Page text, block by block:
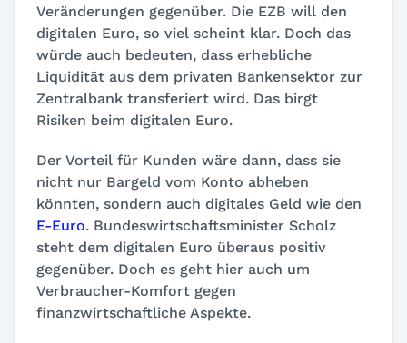
Veränderungen gegenüber. Die EZB will den
digitalen Euro, so viel scheint klar. Doch das
würde auch bedeuten, dass erhebliche
Liquidität aus dem privaten Bankensektor zur
Zentralbank transferiert wird. Das birgt
Risiken beim digitalen Euro.
Der Vorteil für Kunden wäre dann, dass sie
nicht nur Bargeld vom Konto abheben
könnten, sondern auch digitales Geld wie den
E-Euro. Bundeswirtschaftsminister Scholz
steht dem digitalen Euro überaus positiv
gegenüber. Doch es geht hier auch um
Verbraucher-Komfort gegen
finanzwirtschaftliche Aspekte.